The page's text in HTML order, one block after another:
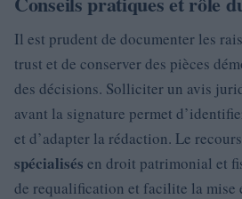
Il est prudent de documenter les
trust et de conserver des pièces
des décisions. Solliciter un avis
avant la signature permet
et d’adapter la rédaction. Le
spécialisés en droit patrimonial et
de requalification et facilite la mise